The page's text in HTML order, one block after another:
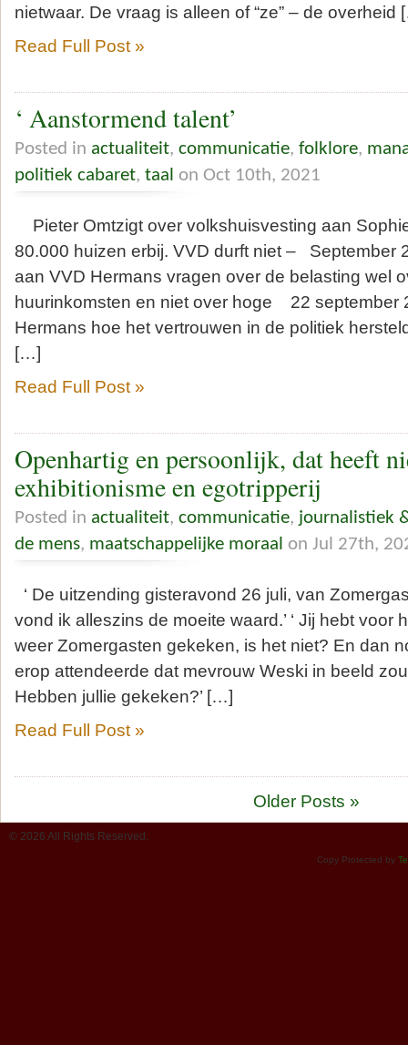
nietwaar. De vraag is alleen of “ze” – de overheid
Read Full Post »
‘ Aanstormend talent’
Posted in actualiteit, communicatie, folklore,
politiek cabaret, taal on Oct 10th, 2021
Pieter Omtzigt over volkshuisvesting aan
80.000 huizen erbij. VVD durft niet – September
aan VVD Hermans vragen over de belasting wel
huurinkomsten en niet over hoge 22 september
Hermans hoe het vertrouwen in de politiek
[…]
Read Full Post »
Openhartig en persoonlijk, dat heeft
exhibitionisme en egotripperij
Posted in actualiteit, communicatie, journalistiek
de mens, maatschappelijke moraal on Jul 27th,
‘ De uitzending gisteravond 26 juli, van
vond ik alleszins de moeite waard.’ ‘ Jij hebt voor
weer Zomergasten gekeken, is het niet? En dan
erop attendeerde dat mevrouw Weski in beeld zou
Hebben jullie gekeken?’ […]
Read Full Post »
Older Posts »
© 2026 All Rights Reserved.
Copy Protected by